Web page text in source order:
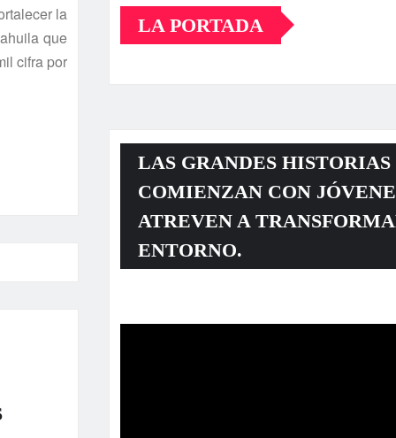
la
que
cifra por
LA PORTADA
LAS GRANDES HISTORIAS
COMIENZAN CON
ATREVEN A
ENTORNO.